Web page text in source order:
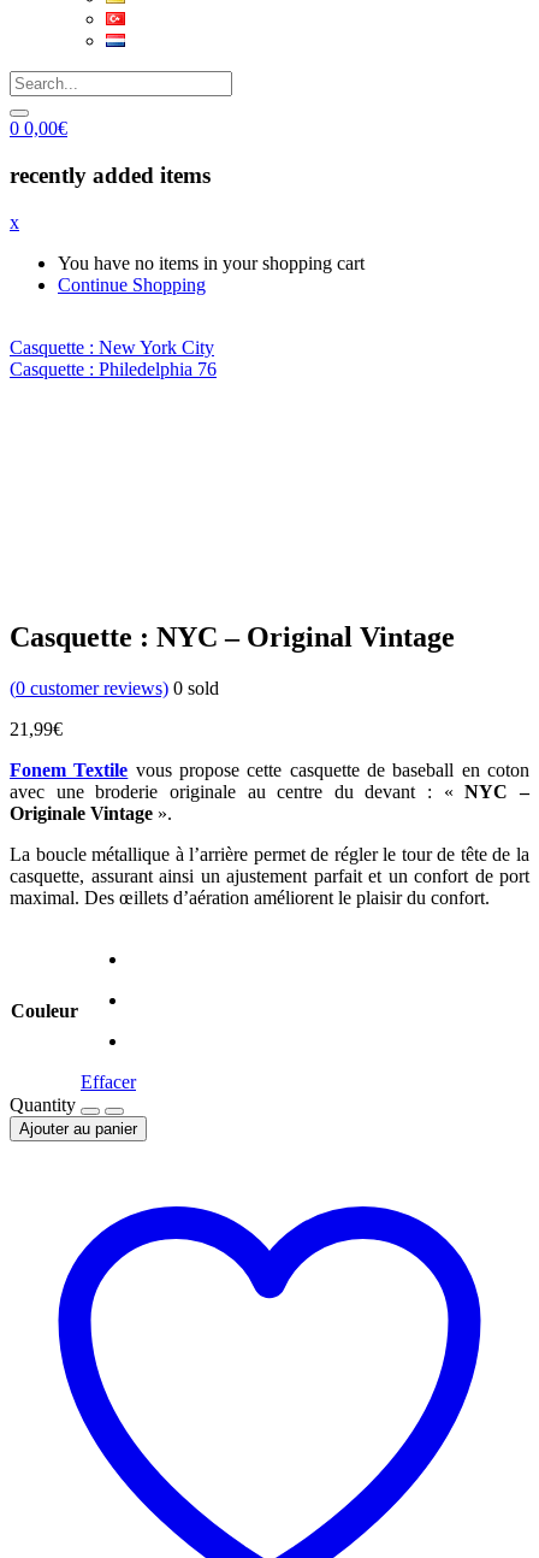
0 0,00€
recently added items
x
You have no items in your shopping cart
Continue Shopping
Casquette : New York City
Casquette : Philedelphia 76
Casquette : NYC – Original Vintage
(0 customer reviews) 0 sold
21,99€
Fonem Textile vous propose cette casquette de baseball en coton
avec une broderie originale au centre du devant : «NYC –
Originale Vintage ».
La boucle métallique à l’arrière permet de régler le tour de tête de la
casquette, assurant ainsi un ajustement parfait et un confort de port
maximal. Des œillets d’aération améliorent le plaisir du confort.
Couleur
Effacer
Quantity
Ajouter au panier